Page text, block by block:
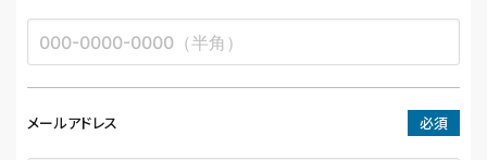
メールアドレス 必須